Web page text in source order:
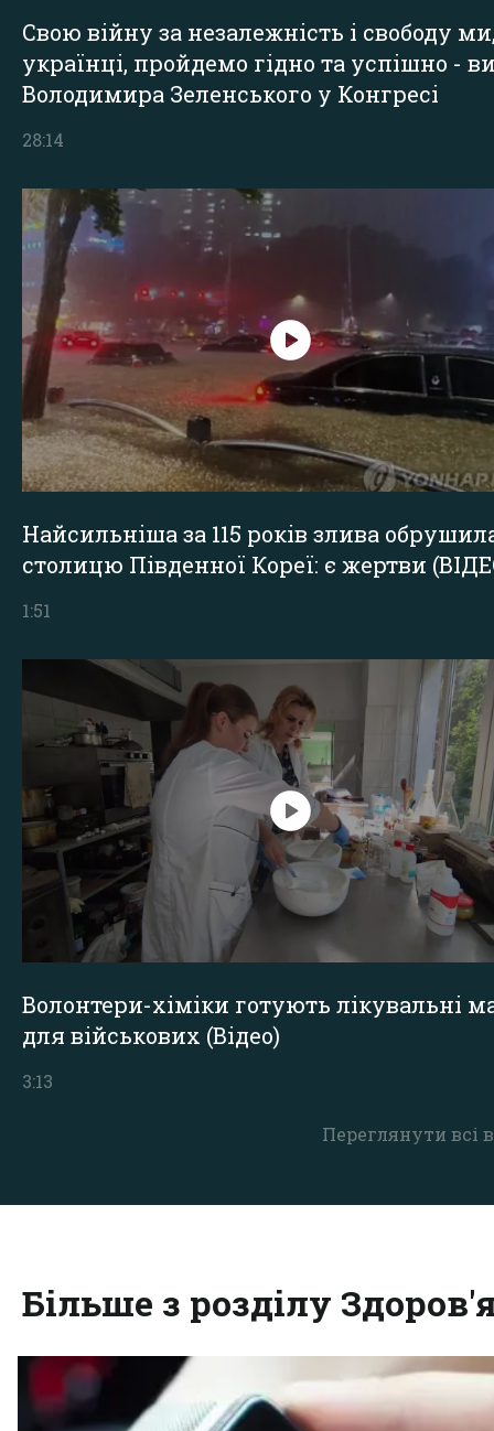
Переглянути всі
Свою війну за незалежність і свободу
українці, пройдемо гідно та успішно -
Володимира Зеленського у Конгресі
28:14
Найсильніша за 115 років злива
столицю Південної Кореї: є жертви
1:51
Волонтери-хіміки готують лікувальні
для військових (Відео)
3:13
Більше з розділу